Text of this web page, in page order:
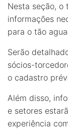
Nesta seção, o
informações
para o tão
Serão
sócios-
o cadastro
Além disso,
e setores
experiência